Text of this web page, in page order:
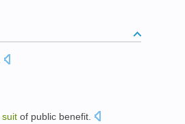
suit of public benefit.